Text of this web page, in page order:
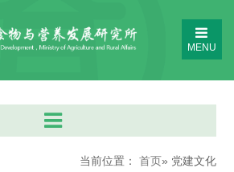
MENU
当前位置： 首页» 党建文化